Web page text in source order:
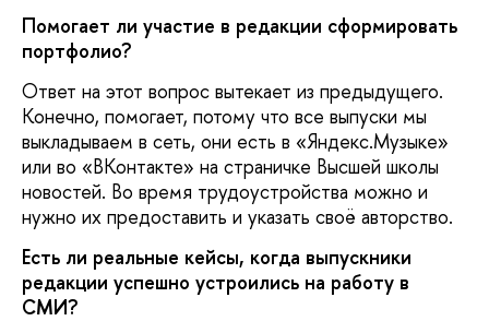
Помогает ли участие в редакции сформировать
портфолио?
Ответ на этот вопрос вытекает из предыдущего.
Конечно, помогает, потому что все выпуски мы
выкладываем в сеть, они есть в «Яндекс.Музыке»
или во «ВКонтакте» на страничке Высшей школы
новостей. Во время трудоустройства можно и
нужно их предоставить и указать своё авторство.
Есть ли реальные кейсы, когда выпускники
редакции успешно устроились на работу в
СМИ?